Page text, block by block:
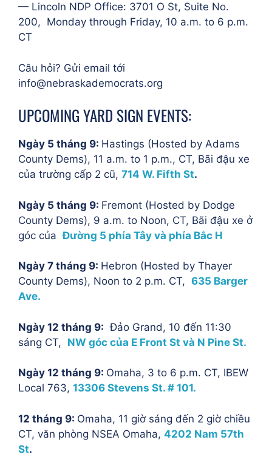
— Lincoln NDP Office: 3701 O St, Suite No.
200, Monday through Friday, 10 a.m. to 6 p.m.
CT
Câu hỏi? Gửi email tới
info@nebraskademocrats.org
UPCOMING YARD SIGN EVENTS:
Ngày 5 tháng 9: Hastings (Hosted by Adams
County Dems), 11 a.m. to 1 p.m., CT, Bãi đậu xe
của trường cấp 2 cũ, 714 W. Fifth St.
Ngày 5 tháng 9: Fremont (Hosted by Dodge
County Dems), 9 a.m. to Noon, CT, Bãi đậu xe ở
góc củaĐường 5 phía Tây và phía Bắc H
Ngày 7 tháng 9: Hebron (Hosted by Thayer
County Dems), Noon to 2 p.m. CT, 635 Barger
Ave.
Ngày 12 tháng 9: Đảo Grand, 10 đến 11:30
sáng CT, NW góc của E Front St và N Pine St.
Ngày 12 tháng 9: Omaha, 3 to 6 p.m. CT, IBEW
Local 763, 13306 Stevens St. # 101.
12 tháng 9: Omaha, 11 giờ sáng đến 2 giờ chiều
CT, văn phòng NSEA Omaha, 4202 Nam 57th
St.